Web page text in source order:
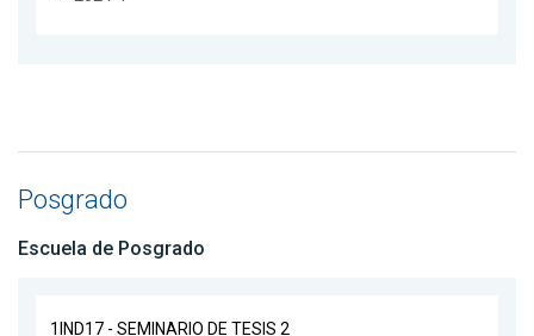
Posgrado
Escuela de Posgrado
1IND17 - SEMINARIO DE TESIS 2